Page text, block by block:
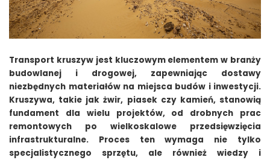
Transport kruszyw jest kluczowym elementem w branży
budowlanej i drogowej, zapewniając dostawy
niezbędnych materiałów na miejsca budów i inwestycji.
Kruszywa, takie jak żwir, piasek czy kamień, stanowią
fundament dla wielu projektów, od drobnych prac
remontowych po wielkoskalowe przedsięwzięcia
infrastrukturalne. Proces ten wymaga nie tylko
specjalistycznego sprzętu, ale również wiedzy i